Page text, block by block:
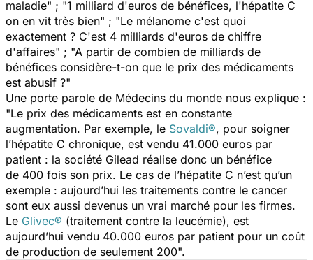
maladie" ; "1 milliard d'euros de bénéfices, l'hépatite C
on en vit très bien" ; "Le mélanome c'est quoi
exactement ? C'est 4 milliards d'euros de chiffre
d'affaires" ; "A partir de combien de milliards de
bénéfices considère-t-on que le prix des médicaments
est abusif ?"
Une porte parole de Médecins du monde nous explique :
"Le prix des médicaments est en constante
augmentation. Par exemple, le Sovaldi®, pour soigner
l’hépatite C chronique, est vendu 41.000 euros par
patient : la société Gilead réalise donc un bénéfice
de 400 fois son prix. Le cas de l’hépatite C n’est qu’un
exemple : aujourd’hui les traitements contre le cancer
sont eux aussi devenus un vrai marché pour les firmes.
Le Glivec® (traitement contre la leucémie), est
aujourd’hui vendu 40.000 euros par patient pour un coût
de production de seulement 200".